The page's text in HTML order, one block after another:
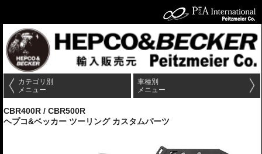
カテゴリ別
メニュー
車種別
メニュー
CBR400R / CBR500R
ヘプコ&ベッカー ツーリング カスタムパーツ